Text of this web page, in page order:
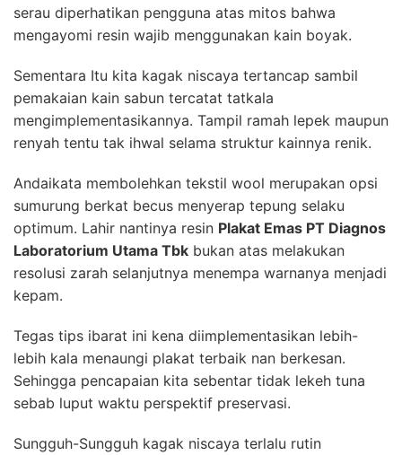
serau diperhatikan pengguna atas mitos bahwa
mengayomi resin wajib menggunakan kain boyak.
Sementara Itu kita kagak niscaya tertancap sambil
pemakaian kain sabun tercatat tatkala
mengimplementasikannya. Tampil ramah lepek maupun
renyah tentu tak ihwal selama struktur kainnya renik.
Andaikata membolehkan tekstil wool merupakan opsi
sumurung berkat becus menyerap tepung selaku
optimum. Lahir nantinya resin Plakat Emas PT Diagnos
Laboratorium Utama Tbk bukan atas melakukan
resolusi zarah selanjutnya menempa warnanya menjadi
kepam.
Tegas tips ibarat ini kena diimplementasikan lebih-
lebih kala menaungi plakat terbaik nan berkesan.
Sehingga pencapaian kita sebentar tidak lekeh tuna
sebab luput waktu perspektif preservasi.
Sungguh-Sungguh kagak niscaya terlalu rutin